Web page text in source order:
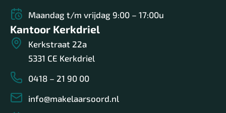
Maandag t/m vrijdag 9:00 – 17:00u
Kantoor Kerkdriel
Kerkstraat 22a
5331 CE Kerkdriel
0418 – 21 90 00
info@makelaarsoord.nl